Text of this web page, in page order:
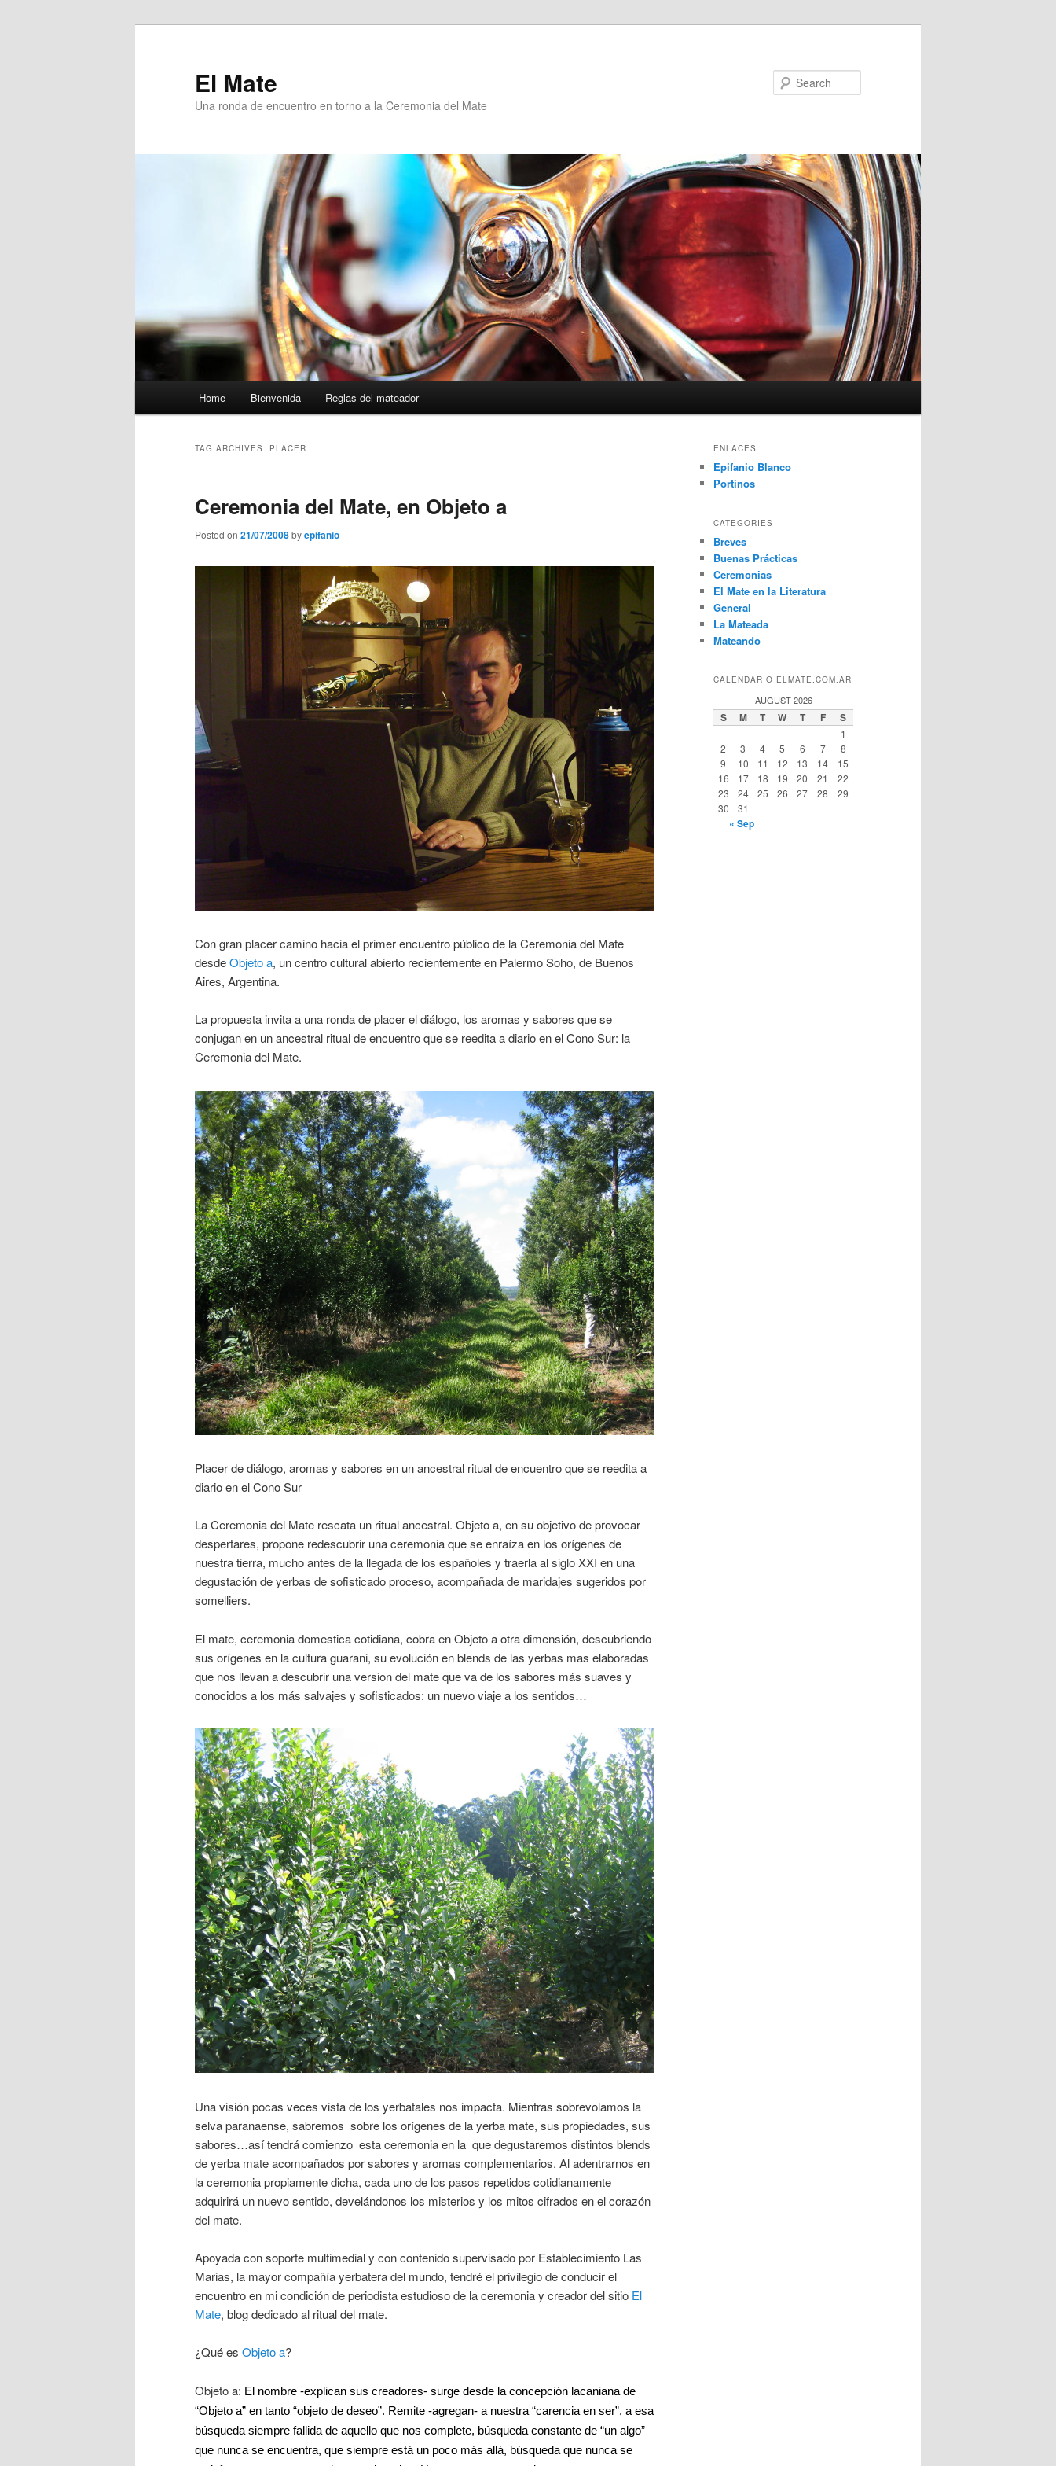
El Mate
Una ronda de encuentro en torno a la Ceremonia del Mate
Home Bienvenida Reglas del mateador
TAG ARCHIVES: PLACER
Ceremonia del Mate, en Objeto a
Posted on 21/07/2008byepifanio
Con gran placer camino hacia el primer encuentro público de la Ceremonia del Mate
desdeObjeto a, un centro cultural abierto recientemente en Palermo Soho, de Buenos
Aires, Argentina.
La propuesta invita a una ronda de placer el diálogo, los aromas y sabores que se
conjugan en un ancestral ritual de encuentro que se reedita a diario en el Cono Sur: la
Ceremonia del Mate.
Placer de diálogo, aromas y sabores en un ancestral ritual de encuentro que se reedita a
diario en el Cono Sur
La Ceremonia del Mate rescata un ritual ancestral. Objeto a, en su objetivo de provocar
despertares, propone redescubrir una ceremonia que se enraíza en los orígenes de
nuestra tierra, mucho antes de la llegada de los españoles y traerla al siglo XXI en una
degustación de yerbas de sofisticado proceso, acompañada de maridajes sugeridos por
somelliers.
El mate, ceremonia domestica cotidiana, cobra en Objeto a otra dimensión, descubriendo
sus orígenes en la cultura guarani, su evolución en blends de las yerbas mas elaboradas
que nos llevan a descubrir una version del mate que va de los sabores más suaves y
conocidos a los más salvajes y sofisticados: un nuevo viaje a los sentidos…
Una visión pocas veces vista de los yerbatales nos impacta. Mientras sobrevolamos la
selva paranaense, sabremos sobre los orígenes de la yerba mate, sus propiedades, sus
sabores…así tendrá comienzo esta ceremonia en la que degustaremos distintos blends
de yerba mate acompañados por sabores y aromas complementarios. Al adentrarnos en
la ceremonia propiamente dicha, cada uno de los pasos repetidos cotidianamente
adquirirá un nuevo sentido, develándonos los misterios y los mitos cifrados en el corazón
del mate.
Apoyada con soporte multimedial y con contenido supervisado por Establecimiento Las
Marias, la mayor compañía yerbatera del mundo, tendré el privilegio de conducir el
encuentro en mi condición de periodista estudioso de la ceremonia y creador del sitio El
Mate, blog dedicado al ritual del mate.
¿Qué es Objeto a?
Objeto a: El nombre -explican sus creadores- surge desde la concepción lacaniana de
“Objeto a” en tanto “objeto de deseo”. Remite -agregan- a nuestra “carencia en ser”, a esa
búsqueda siempre fallida de aquello que nos complete, búsqueda constante de “un algo”
que nunca se encuentra, que siempre está un poco más allá, búsqueda que nunca se
ENLACES
Epifanio Blanco
Portinos
CATEGORIES
Breves
Buenas Prácticas
Ceremonias
El Mate en la Literatura
General
La Mateada
Mateando
CALENDARIO ELMATE.COM.AR
AUGUST 2026
S M T W T F S
1
2
3 4 5 6 7
8
9
10 11 12 13 14
15
16
17 18 19 20 21
22
23
24 25 26 27 28
29
30
31
« Sep